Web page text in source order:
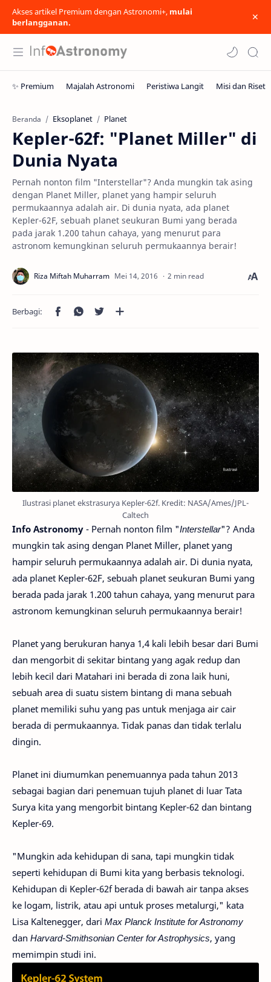
Akses artikel Premium dengan Astronomi+, mulai
berlangganan.
Beranda Eksoplanet Planet
Kepler-62f: "Planet Miller" di
Dunia Nyata
Pernah nonton film "Interstellar"? Anda mungkin tak asing
dengan Planet Miller, planet yang hampir seluruh
permukaannya adalah air. Di dunia nyata, ada planet
Kepler-62F, sebuah planet seukuran Bumi yang berada
pada jarak 1.200 tahun cahaya, yang menurut para
astronom kemungkinan seluruh permukaannya berair!
2 min read
Ilustrasi planet ekstrasurya Kepler-62f. Kredit: NASA/Ames/JPL-
Caltech
Info Astronomy - Pernah nonton film "Interstellar"? Anda
mungkin tak asing dengan Planet Miller, planet yang
hampir seluruh permukaannya adalah air. Di dunia nyata,
ada planet Kepler-62F, sebuah planet seukuran Bumi yang
berada pada jarak 1.200 tahun cahaya, yang menurut para
astronom kemungkinan seluruh permukaannya berair!
Planet yang berukuran hanya 1,4 kali lebih besar dari Bumi
dan mengorbit di sekitar bintang yang agak redup dan
lebih kecil dari Matahari ini berada di zona laik huni,
sebuah area di suatu sistem bintang di mana sebuah
planet memiliki suhu yang pas untuk menjaga air cair
berada di permukaannya. Tidak panas dan tidak terlalu
dingin.
Planet ini diumumkan penemuannya pada tahun 2013
sebagai bagian dari penemuan tujuh planet di luar Tata
Surya kita yang mengorbit bintang Kepler-62 dan bintang
Kepler-69.
"Mungkin ada kehidupan di sana, tapi mungkin tidak
seperti kehidupan di Bumi kita yang berbasis teknologi.
Kehidupan di Kepler-62f berada di bawah air tanpa akses
ke logam, listrik, atau api untuk proses metalurgi," kata
Lisa Kaltenegger, dari Max Planck Institute for Astronomy
dan Harvard-Smithsonian Center for Astrophysics, yang
memimpin studi ini.